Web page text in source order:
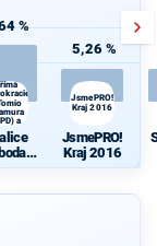
%
a
Práv
a
5,26 %
JsmePRO!
Kraj 2016
JsmePRO!
Kraj 2016